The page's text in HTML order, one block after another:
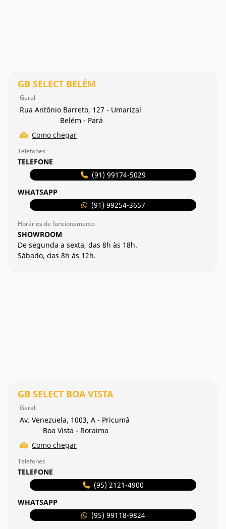
GB SELECT BELÉM
Geral
Rua Antônio Barreto, 127 - Umarizal
Belém - Pará
Como chegar
Telefones
TELEFONE
(91) 99174-5029
WHATSAPP
(91) 99254-3657
Horários de funcionamento
SHOWROOM
De segunda a sexta, das 8h às 18h.
Sábado, das 8h às 12h.
GB SELECT BOA VISTA
Geral
Av. Venezuela, 1003, A - Pricumâ
Boa Vista - Roraima
Como chegar
Telefones
TELEFONE
(95) 2121-4900
WHATSAPP
(95) 99118-9824